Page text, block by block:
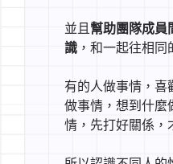
並且 幫助團隊成員
識，和一起往相同
有的人做事情，喜
做事情，想到什麼
情，先打好關係，